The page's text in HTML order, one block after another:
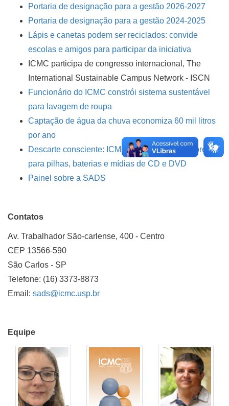
Portaria de designação para a gestão 2026-2027
Portaria de designação para a gestão 2024-2025
Lápis e canetas podem ser reciclados: convide
escolas e amigos para participar da iniciativa
ICMC participa de congresso internacional, The
International Sustainable Campus Network - ISCN
Funcionário do ICMC constrói sistema sustentável
para lavagem de roupa
Captação de água da chuva economiza 60 mil litros
por ano
Descarte consciente: ICMC disponibiliza coletores
para pilhas, baterias e mídias de CD e DVD
Painel sobre a SADS
Contatos
Av. Trabalhador São-carlense, 400 - Centro
CEP 13566-590
São Carlos - SP
Telefone: (16) 3373-8873
Email: sads@icmc.usp.br
Equipe